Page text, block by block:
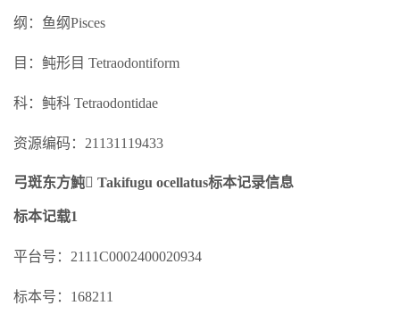
纲：鱼纲Pisces
目：鲀形目 Tetraodontiform
科：鲀科 Tetraodontidae
资源编码：21131119433
弓斑东方魨 Takifugu ocellatus标本记录信息
标本记载1
平台号：2111C0002400020934
标本号：168211